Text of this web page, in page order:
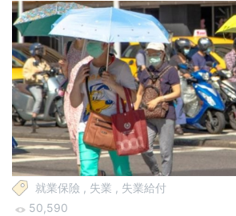
就業保險 , 失業 , 失業給付
50,590